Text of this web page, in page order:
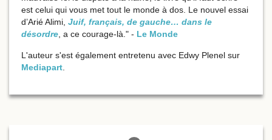
est celui qui vous met tout le monde à dos. Le nouvel essai
d’Arié Alimi, Juif, français, de gauche… dans le
désordre , a ce courage-là." - Le Monde
L'auteur s'est également entretenu avec Edwy Plenel sur
Mediapart